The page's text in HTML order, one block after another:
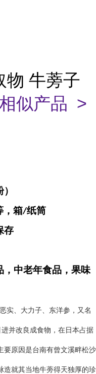
物 牛蒡子
似产品 >
，箱/纸筒
存
，中老年食品，果味
实、大力子、东洋参，又名
进并改良成食物，在日本占据
要原因是台南有曾文溪畔松沙
造就其当地牛蒡得天独厚的珍